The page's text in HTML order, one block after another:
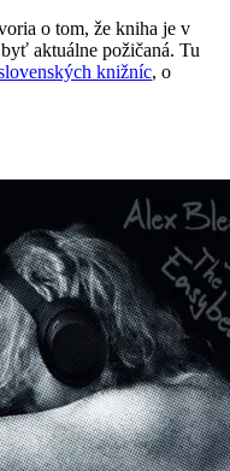
o tom, že kniha je v
aktuálne požičaná. Tu
knižníc, o